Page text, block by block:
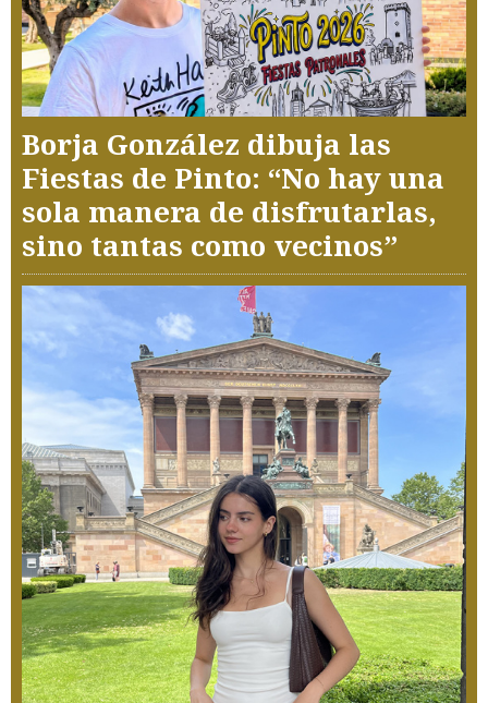
Borja González dibuja las
Fiestas de Pinto: “No hay una
sola manera de disfrutarlas,
sino tantas como vecinos”